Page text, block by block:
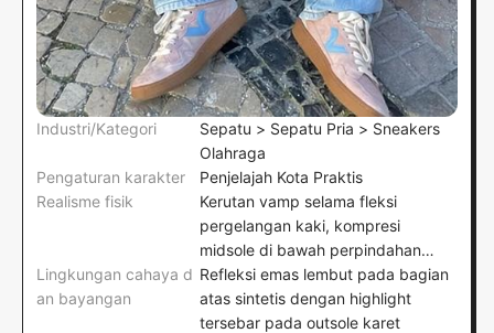
Industri/Kategori
Sepatu > Sepatu Pria > Sneakers
Olahraga
Pengaturan karakter
Penjelajah Kota Praktis
Realisme fisik
Kerutan vamp selama fleksi
pergelangan kaki, kompresi
midsole di bawah perpindahan
bobot tubuh, dan mikro-fraksi
outsole pada tepi batu kerikil tidak
rata
Lingkungan cahaya d
an bayangan
Refleksi emas lembut pada bagian
atas sintetis dengan highlight
tersebar pada outsole karet